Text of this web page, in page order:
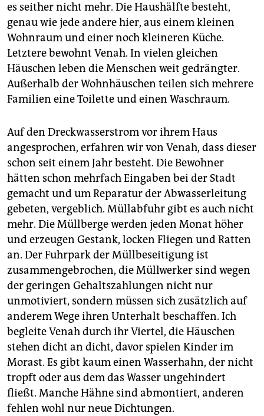
es seither nicht mehr. Die Haushälfte besteht,
genau wie jede andere hier, aus einem kleinen
Wohnraum und einer noch kleineren Küche.
Letztere bewohnt Venah. In vielen gleichen
Häuschen leben die Menschen weit gedrängter.
Außerhalb der Wohnhäuschen teilen sich mehrere
Familien eine Toilette und einen Waschraum.
Auf den Dreckwasserstrom vor ihrem Haus
angesprochen, erfahren wir von Venah, dass dieser
schon seit einem Jahr besteht. Die Bewohner
hätten schon mehrfach Eingaben bei der Stadt
gemacht und um Reparatur der Abwasserleitung
gebeten, vergeblich. Müllabfuhr gibt es auch nicht
mehr. Die Müllberge werden jeden Monat höher
und erzeugen Gestank, locken Fliegen und Ratten
an. Der Fuhrpark der Müllbeseitigung ist
zusammengebrochen, die Müllwerker sind wegen
der geringen Gehaltszahlungen nicht nur
unmotiviert, sondern müssen sich zusätzlich auf
anderem Wege ihren Unterhalt beschaffen. Ich
begleite Venah durch ihr Viertel, die Häuschen
stehen dicht an dicht, davor spielen Kinder im
Morast. Es gibt kaum einen Wasserhahn, der nicht
tropft oder aus dem das Wasser ungehindert
fließt. Manche Hähne sind abmontiert, anderen
fehlen wohl nur neue Dichtungen.